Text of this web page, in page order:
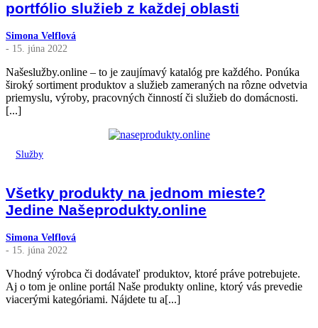
portfólio služieb z každej oblasti
Simona Velflová
- 15. júna 2022
Našeslužby.online – to je zaujímavý katalóg pre každého. Ponúka
široký sortiment produktov a služieb zameraných na rôzne odvetvia
priemyslu, výroby, pracovných činností či služieb do domácnosti.
[...]
Služby
Všetky produkty na jednom mieste?
Jedine Našeprodukty.online
Simona Velflová
- 15. júna 2022
Vhodný výrobca či dodávateľ produktov, ktoré práve potrebujete.
Aj o tom je online portál Naše produkty online, ktorý vás prevedie
viacerými kategóriami. Nájdete tu a[...]